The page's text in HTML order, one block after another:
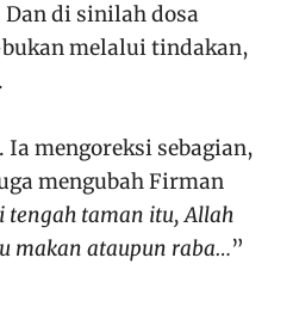
Dan di sinilah dosa
melalui tindakan,
mengoreksi sebagian,
mengubah Firman
tengah taman itu, Allah
makan ataupun raba…”